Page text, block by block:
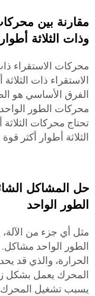
مقارنة بين
وذات الثلاثة أطوار
محركات الاستقراء
الاستقراء ذات
الفرق الأساسي هو
محركات الطور
تحتاج محركات
الثلاثة أطوار أكثر
حل المشاكل
الطور الواحد
مثل أي جزء من
الطور الواحد
الحرارة، والذي قد
المحرك يعمل بشكل
يسبب تشغيل